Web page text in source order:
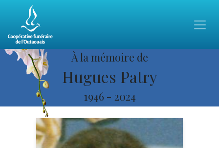
À la mémoire de
Hugues Patry
1946 - 2024